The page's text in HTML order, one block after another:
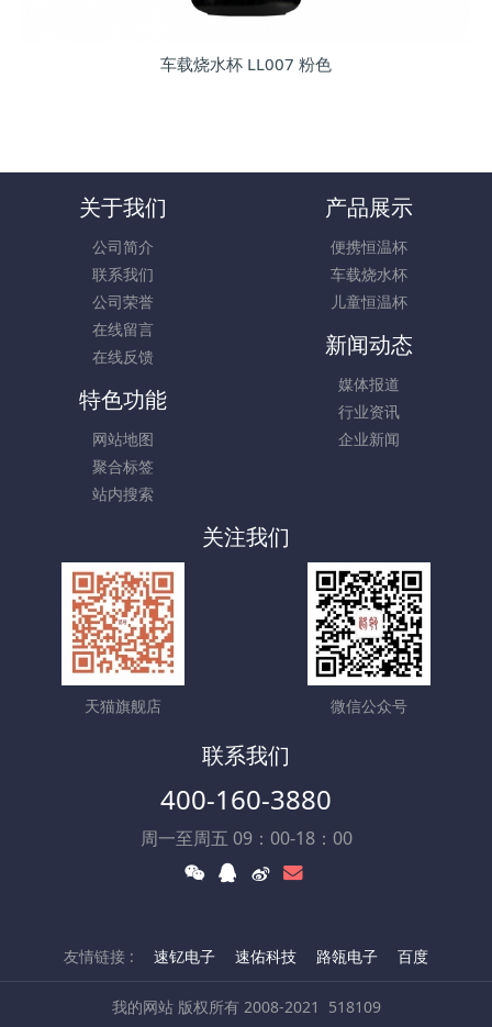
车载烧水杯 LL007 粉色
关于我们
公司简介
联系我们
公司荣誉
在线留言
在线反馈
产品展示
便携恒温杯
车载烧水杯
儿童恒温杯
新闻动态
媒体报道
行业资讯
企业新闻
特色功能
网站地图
聚合标签
站内搜索
关注我们
天猫旗舰店 微信公众号
联系我们
400-160-3880
周一至周五 09：00-18：00
友情链接 : 速钇电子 速佑科技 路瓴电子 百度
我的网站 版权所有 2008-2021
518109